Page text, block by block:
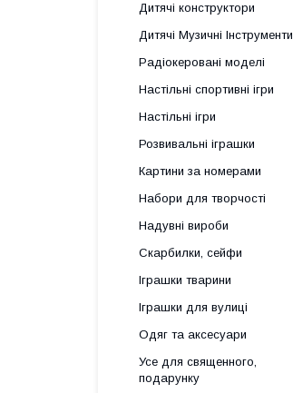
Дитячі конструктори
Дитячі Музичні Інструменти
Радіокеровані моделі
Настільні спортивні ігри
Настільні ігри
Розвивальні іграшки
Картини за номерами
Набори для творчості
Надувні вироби
Скарбилки, сейфи
Іграшки тварини
Іграшки для вулиці
Одяг та аксесуари
Усе для священного,
подарунку